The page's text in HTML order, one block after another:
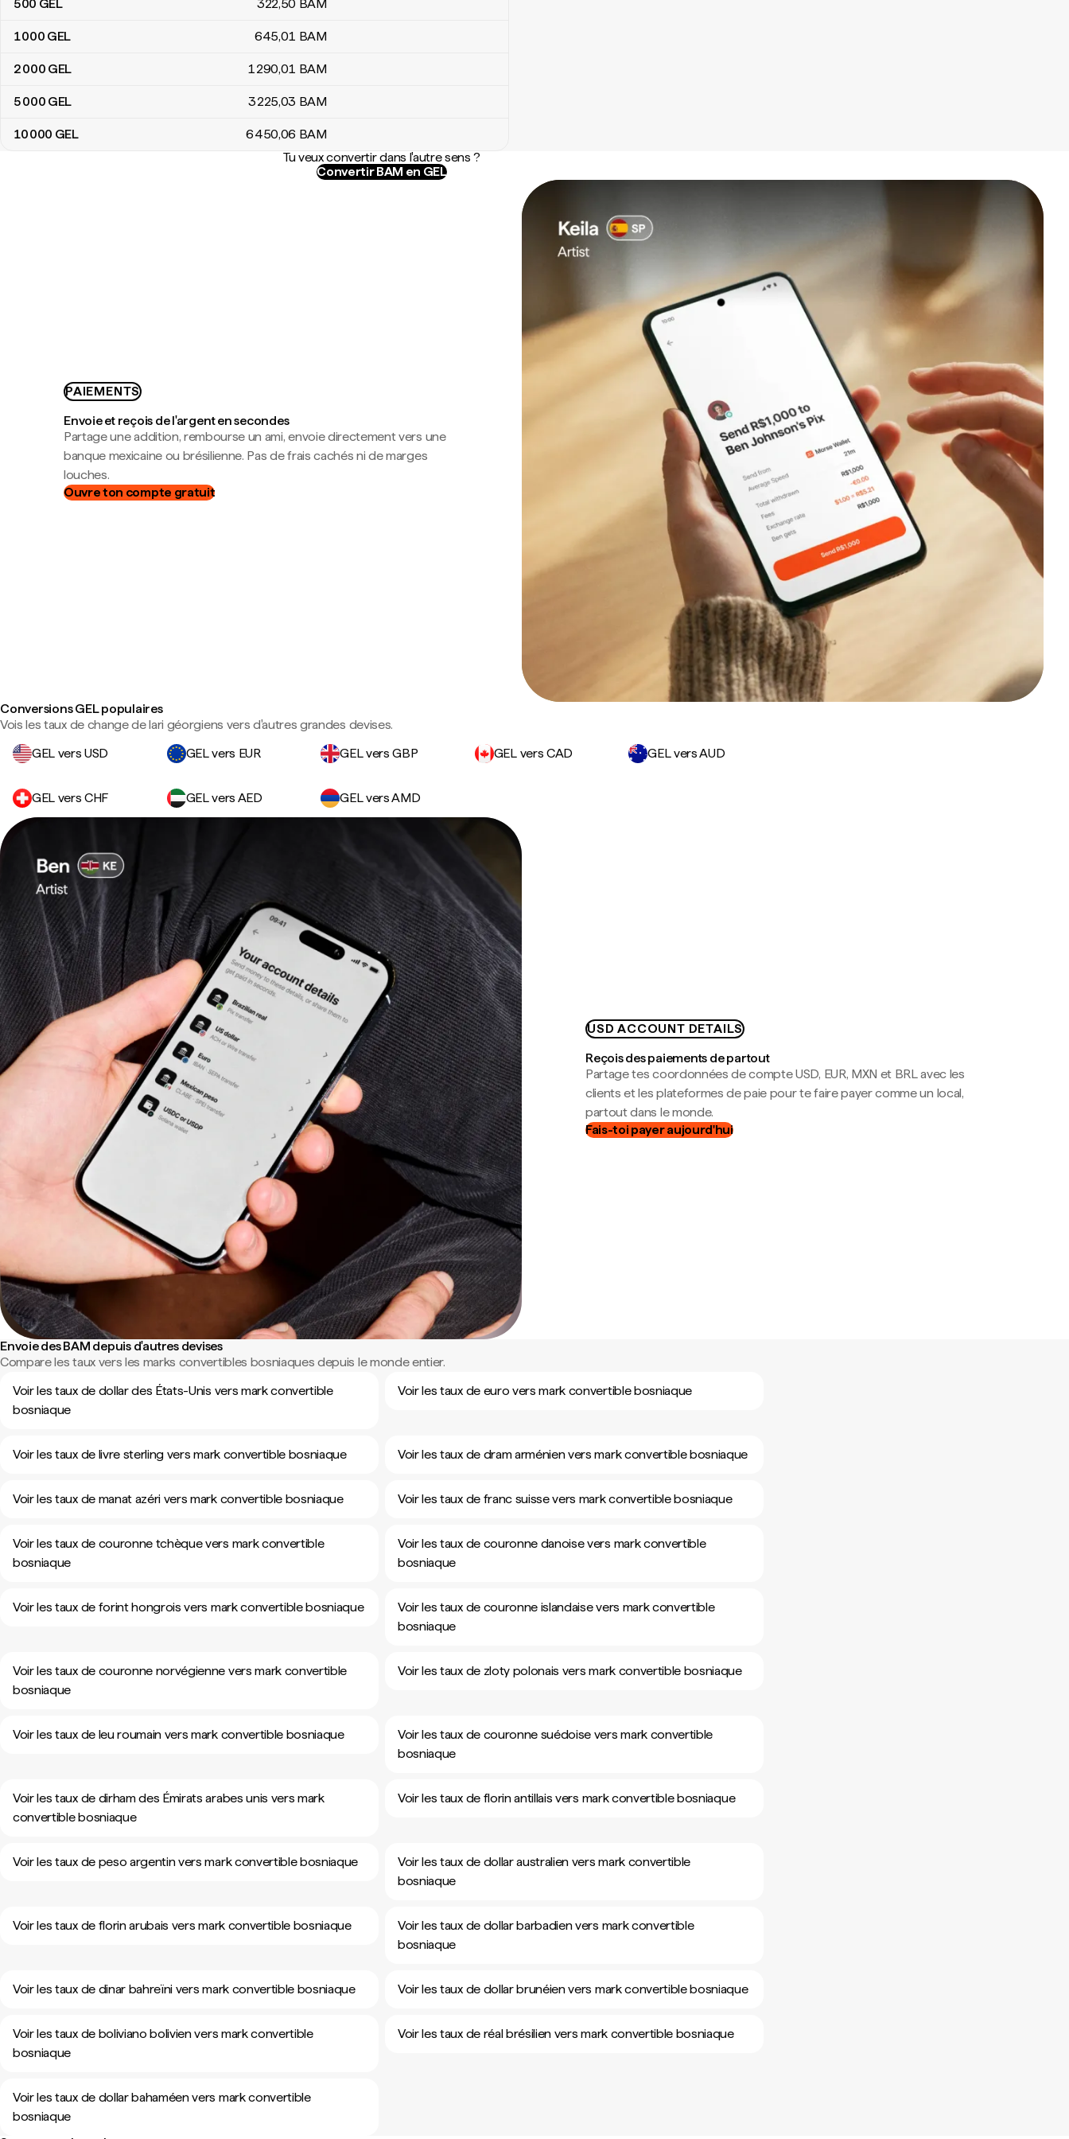
500 GEL 322,50 BAM
1 000 GEL 645,01 BAM
2 000 GEL 1 290,01 BAM
5 000 GEL 3 225,03 BAM
10 000 GEL 6 450,06 BAM
Tu veux convertir dans l'autre sens ?
Convertir BAM en GEL
PAIEMENTS
Envoie et reçois de l'argent en secondes
Partage une addition, rembourse un ami, envoie directement vers une
banque mexicaine ou brésilienne. Pas de frais cachés ni de marges
louches.
Ouvre ton compte gratuit
Conversions GEL populaires
Vois les taux de change de lari géorgiens vers d'autres grandes devises.
GEL vers USD
GEL vers EUR GEL vers GBP GEL vers CAD GEL vers AUD
GEL vers CHF GEL vers AED GEL vers AMD
USD ACCOUNT DETAILS
Reçois des paiements de partout
Partage tes coordonnées de compte USD, EUR, MXN et BRL avec les
clients et les plateformes de paie pour te faire payer comme un local,
partout dans le monde.
Fais-toi payer aujourd'hui
Envoie des BAM depuis d'autres devises
Compare les taux vers les marks convertibles bosniaques depuis le monde entier.
Voir les taux de dollar des États-Unis vers mark convertible
bosniaque
Voir les taux de euro vers mark convertible bosniaque
Voir les taux de livre sterling vers mark convertible bosniaque Voir les taux de dram arménien vers mark convertible bosniaque
Voir les taux de manat azéri vers mark convertible bosniaque Voir les taux de franc suisse vers mark convertible bosniaque
Voir les taux de couronne tchèque vers mark convertible
bosniaque
Voir les taux de couronne danoise vers mark convertible
bosniaque
Voir les taux de forint hongrois vers mark convertible bosniaque
Voir les taux de couronne islandaise vers mark convertible
bosniaque
Voir les taux de couronne norvégienne vers mark convertible
bosniaque
Voir les taux de zloty polonais vers mark convertible bosniaque
Voir les taux de leu roumain vers mark convertible bosniaque
Voir les taux de couronne suédoise vers mark convertible
bosniaque
Voir les taux de dirham des Émirats arabes unis vers mark
convertible bosniaque
Voir les taux de florin antillais vers mark convertible bosniaque
Voir les taux de peso argentin vers mark convertible bosniaque
Voir les taux de dollar australien vers mark convertible
bosniaque
Voir les taux de florin arubais vers mark convertible bosniaque
Voir les taux de dollar barbadien vers mark convertible
bosniaque
Voir les taux de dinar bahreïni vers mark convertible bosniaque Voir les taux de dollar brunéien vers mark convertible bosniaque
Voir les taux de boliviano bolivien vers mark convertible
bosniaque
Voir les taux de réal brésilien vers mark convertible bosniaque
Voir les taux de dollar bahaméen vers mark convertible
bosniaque